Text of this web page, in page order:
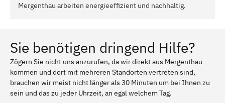
Mergenthau arbeiten energieeffizient und nachhaltig.
Sie benötigen dringend Hilfe?
Zögern Sie nicht uns anzurufen, da wir direkt aus Mergenthau
kommen und dort mit mehreren Standorten vertreten sind,
brauchen wir meist nicht länger als 30 Minuten um bei Ihnen zu
sein und das zu jeder Uhrzeit, an egal welchem Tag.